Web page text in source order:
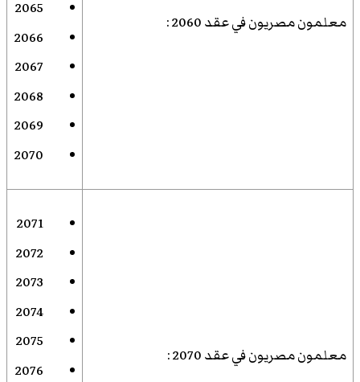
معلمون مصريون في عقد 2060 :
2065
2066
2067
2068
2069
2070
معلمون مصريون في عقد 2070 :
2071
2072
2073
2074
2075
2076